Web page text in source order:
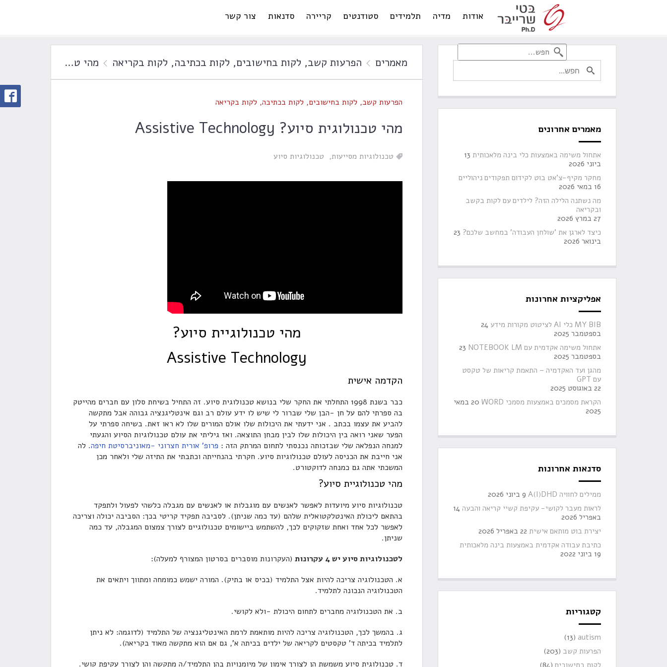
אודות מדיה תלמידים סטודנטים קריירה סדנאות צור קשר
מאמרים הפרעות קשב, לקות בחישובים, לקות בכתיבה, לקות בקריאה מהי טכנולוגית סיוע? Assistive Technology
הפרעות קשב, לקות בחישובים, לקות בכתיבה, לקות בקריאה
מהי טכנולוגית סיוע? Assistive Technology
טכנולוגיות מסייעות טכנולוגיות סיוע
מהי טכנולוגיית סיוע?
Assistive Technology
הקדמה אישית
כבר בשנת 1998 התחלתי את החקר שלי בנושא טכנולוגית סיוע. זה התחיל בשיחת סלון עם חברים מהייטק
בה ספרתי להם על חן -הבן שלי שברור לי שיש לו ידע עולם רב וגם אינטליגנציה גבוהה אבל מתקשה
להביע את עצמו בכתב . אני ידעתי את היכולות שלו אולם המורים שלו לא ראו זאת. בשיחה ספרתי על
הפער שאני רואה בין היכולות שלו לבין מבחן התוצאה. ואז גיליתי את עולם טכנולוגיות הסיוע והגעתי
למנחה הנפלאה שלי שבזכותה נכנסתי לתחום המרתק הזה : פרופ' אורית חצרוני -מאוניברסיטת חיפה. לה
אני חייבת את הכניסה לעולם טכנולוגיות סיוע. חקרתי בהנחייתה וכתבתי את התיזה שלי ולאחר מכן
המשכתי אתה גם כמנחה לדוקטורט.
מהי טכנולוגיית סיוע?
טכנולוגיות סיוע מיועדות לאפשר לאנשים עם מוגבלות או לאנשים עם מגבלה כלשהי לפעול ולתפקד
בהתאם ליכולת האינטלקטואלית שלהם (עד כמה שניתן). לסביבה תפקיד קריטי בכך: הסביבה יכולה וצריכה
לאפשר לכל אחד ואחת שזקוקים לכך, להשתמש ביישומים טכנולוגיים לצורך צמצום המגבלה, עד כמה
שניתן.
לטכנולוגיות סיוע יש 4 עקרונות
(העקרונות מוסברים בסרטון המצורף למעלה):
א. הטכנולוגיה צריכה להיות אצל התלמיד (בכיס או בתיק). המורה ישמש כמומחה ומתווך ויתאים את
הטכנולוגיה הנכונה לתלמיד.
ב. את הטכנולוגיה מחברים לתחום היכולת -ולא לקושי.
ג. בהמשך לכך, הטכנולוגיה צריכה להיות מותאמת לרמת האינטליגנציה של התלמיד (לדוגמה: לא ניתן
לתלמיד בכיתה ד' טקסטים לקריאה של ילדים בכיתה א', גם אם הוא מתקשה מאוד בקריאה).
ד. טכנולוגית סיוע משמשת הן לצורך אימון של מיומנויות בהן התלמיד/ה מתקשה והן לצורך עקיפת קושי.
מאמרים אחרונים
אתחול משימה באמצעות כלי בינה מלאכותית 13
ביוני 2026
מחקר מקיף-צ'אט בוט לקידום תפקודים ניהוליים
16 במאי 2026
מה נשתנה הלילה הזה? לילדים עם לקות בקשב
ובקריאה
27 במרץ 2026
כיצד לארגן את 'שולחן העבודה' במחשב שלכם? 23
בינואר 2026
אפליקציות אחרונות
MY BIB כלי AI לציטוט מקורות מידע
24
בספטמבר 2025
אתחול משימה אקדמית עם NOTEBOOK LM
23
בספטמבר 2025
מהגן ועד האקדמיה – התאמת קריאות של טקסט
עם GPT
22 באוגוסט 2025
הקראת מסמכים באמצעות מסמכי WORD
20 במאי
2025
סדנאות אחרונות
ממילים לחוויה A(I)DHD
9 ביוני 2026
לראות מעבר לקושי- עקיפת קשיי קריאה והבעה 14
באפריל 2026
יצירת בוט מותאם אישית 22 באפריל 2026
כתיבת עבודה אקדמית באמצעות בינה מלאכותית
19 ביוני 2022
קטגוריות
autism
(13)
הפרעות קשב (203)
לקות בחישובים (84)